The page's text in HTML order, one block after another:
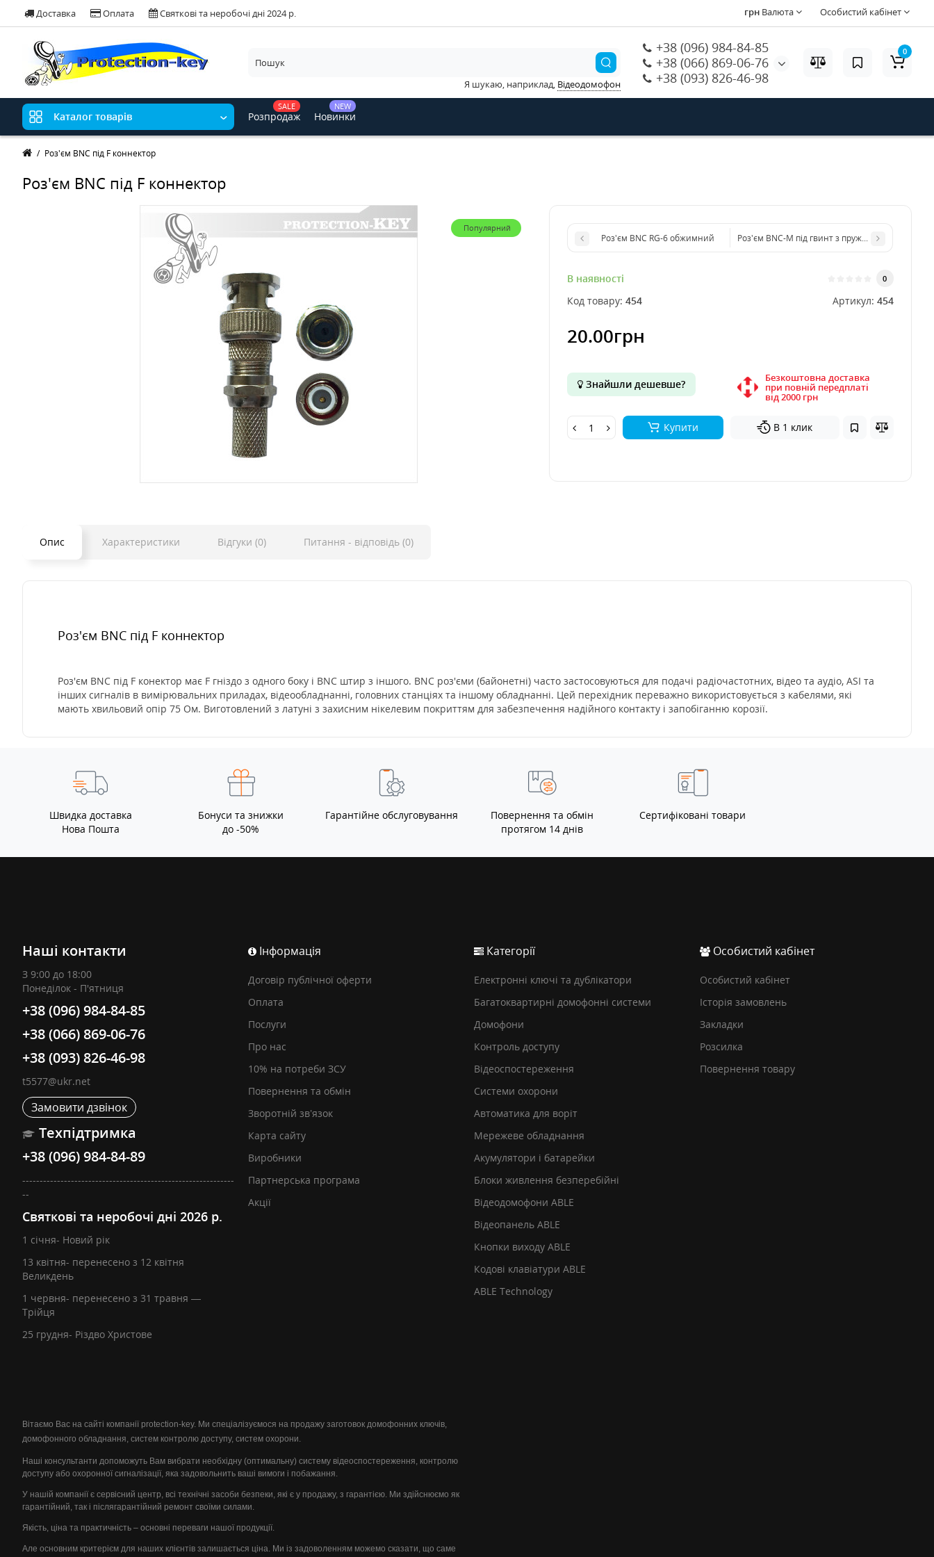
Доставка Оплата Святкові та неробочі дні 2024 р. Особистий кабінет
грн Валюта
+38 (096) 984-84-85
+38 (066) 869-06-76
+38 (093) 826-46-98
Я шукаю, наприклад, Відеодомофон
0
Каталог товарів
SALE
Розпродаж
NEW
Новинки
Роз'єм BNC пiд F коннектор
Роз'єм BNC пiд F коннектор
Популярний
Роз'єм BNC RG-6 обжимний Роз'єм BNC-M під гвинт з пружиною під кабель
В наявності 0
Код товару: 454 Артикул: 454
20.00грн
Знайшли дешевше? Безкоштовна доставка
при повній передплаті
вiд 2000 грн
Купити В 1 клик
Опис Характеристики Відгуки (0) Питання - відповідь (0)
Роз'єм BNC пiд F коннектор
Роз'єм BNC під F конектор має F гніздо з одного боку і BNC штир з іншого. BNC роз'єми (байонетні) часто застосовуються для подачі радіочастотних, відео та аудіо, ASI та
інших сигналів в вимірювальних приладах, відеообладнанні, головних станціях та іншому обладнанні. Цей перехідник переважно використовується з кабелями, які
мають хвильовий опір 75 Ом. Виготовлений з латуні з захисним нікелевим покриттям для забезпечення надійного контакту і запобіганню корозії.
Швидка доставка
Нова Пошта
Бонуси та знижки
до -50%
Гарантійне обслуговування
Повернення та обмін
протягом 14 днів
Сертифіковані товари
Наші контакти
З 9:00 до 18:00
Понеділок - П'ятниця
+38 (096) 984-84-85
+38 (066) 869-06-76
+38 (093) 826-46-98
t5577@ukr.net
Замовити дзвінок
Техпідтримка
+38 (096) 984-84-89
-------------------------------------------------------------
--
Святкові та неробочі дні 2026 р.
1 січня- Новий рік
13 квітня- перенесено з 12 квітня
Великдень
1 червня- перенесено з 31 травня —
Трійця
25 грудня- Різдво Христове
Інформація
Договір публічної оферти
Оплата
Послуги
Про нас
10% на потреби ЗСУ
Повернення та обмін
Зворотній зв’язок
Карта сайту
Виробники
Партнерська програма
Акції
Категорії
Електронні ключі та дублікатори
Багатоквартирні домофонні системи
Домофони
Контроль доступу
Відеоспостереження
Системи охорони
Автоматика для воріт
Мережеве обладнання
Акумулятори і батарейки
Блоки живлення безперебійні
Відеодомофони ABLE
Відеопанель ABLE
Кнопки виходу ABLE
Кодові клавіатури ABLE
ABLE Technology
Особистий кабінет
Особистий кабінет
Історія замовлень
Закладки
Розсилка
Повернення товару
Вітаємо Вас на сайті компанії protection-key. Ми спеціалізуємося на продажу заготовок домофонних ключів,
домофонного обладнання, систем контролю доступу, систем охорони.
Наші консультанти допоможуть Вам вибрати необхідну (оптимальну) систему відеоспостереження, контролю
доступу або охоронної сигналізації, яка задовольнить ваші вимоги і побажання.
У нашій компанії є сервісний центр, всі технічні засоби безпеки, які є у продажу, з гарантією. Ми здійснюємо як
гарантійний, так і післягарантійний ремонт своїми силами.
Якість, ціна та практичність – основні переваги нашої продукції.
Але основним критерієм для наших клієнтів залишається ціна. Ми із задоволенням можемо сказати, що саме